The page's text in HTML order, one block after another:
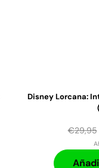
Disney Lorcana:
€29,95